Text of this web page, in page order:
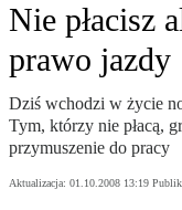
Nie płacisz
prawo jazdy
Dziś wchodzi w życie
Tym, którzy nie płacą,
przymuszenie do pracy
Aktualizacja: 01.10.2008 13:19